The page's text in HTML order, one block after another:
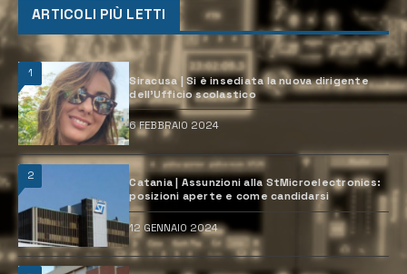
ARTICOLI PIÙ LETTI
1
Siracusa | Si è insediata la nuova dirigente
dell’Ufficio scolastico
6 FEBBRAIO 2024
2
Catania | Assunzioni alla StMicroelectronics:
posizioni aperte e come candidarsi
12 GENNAIO 2024